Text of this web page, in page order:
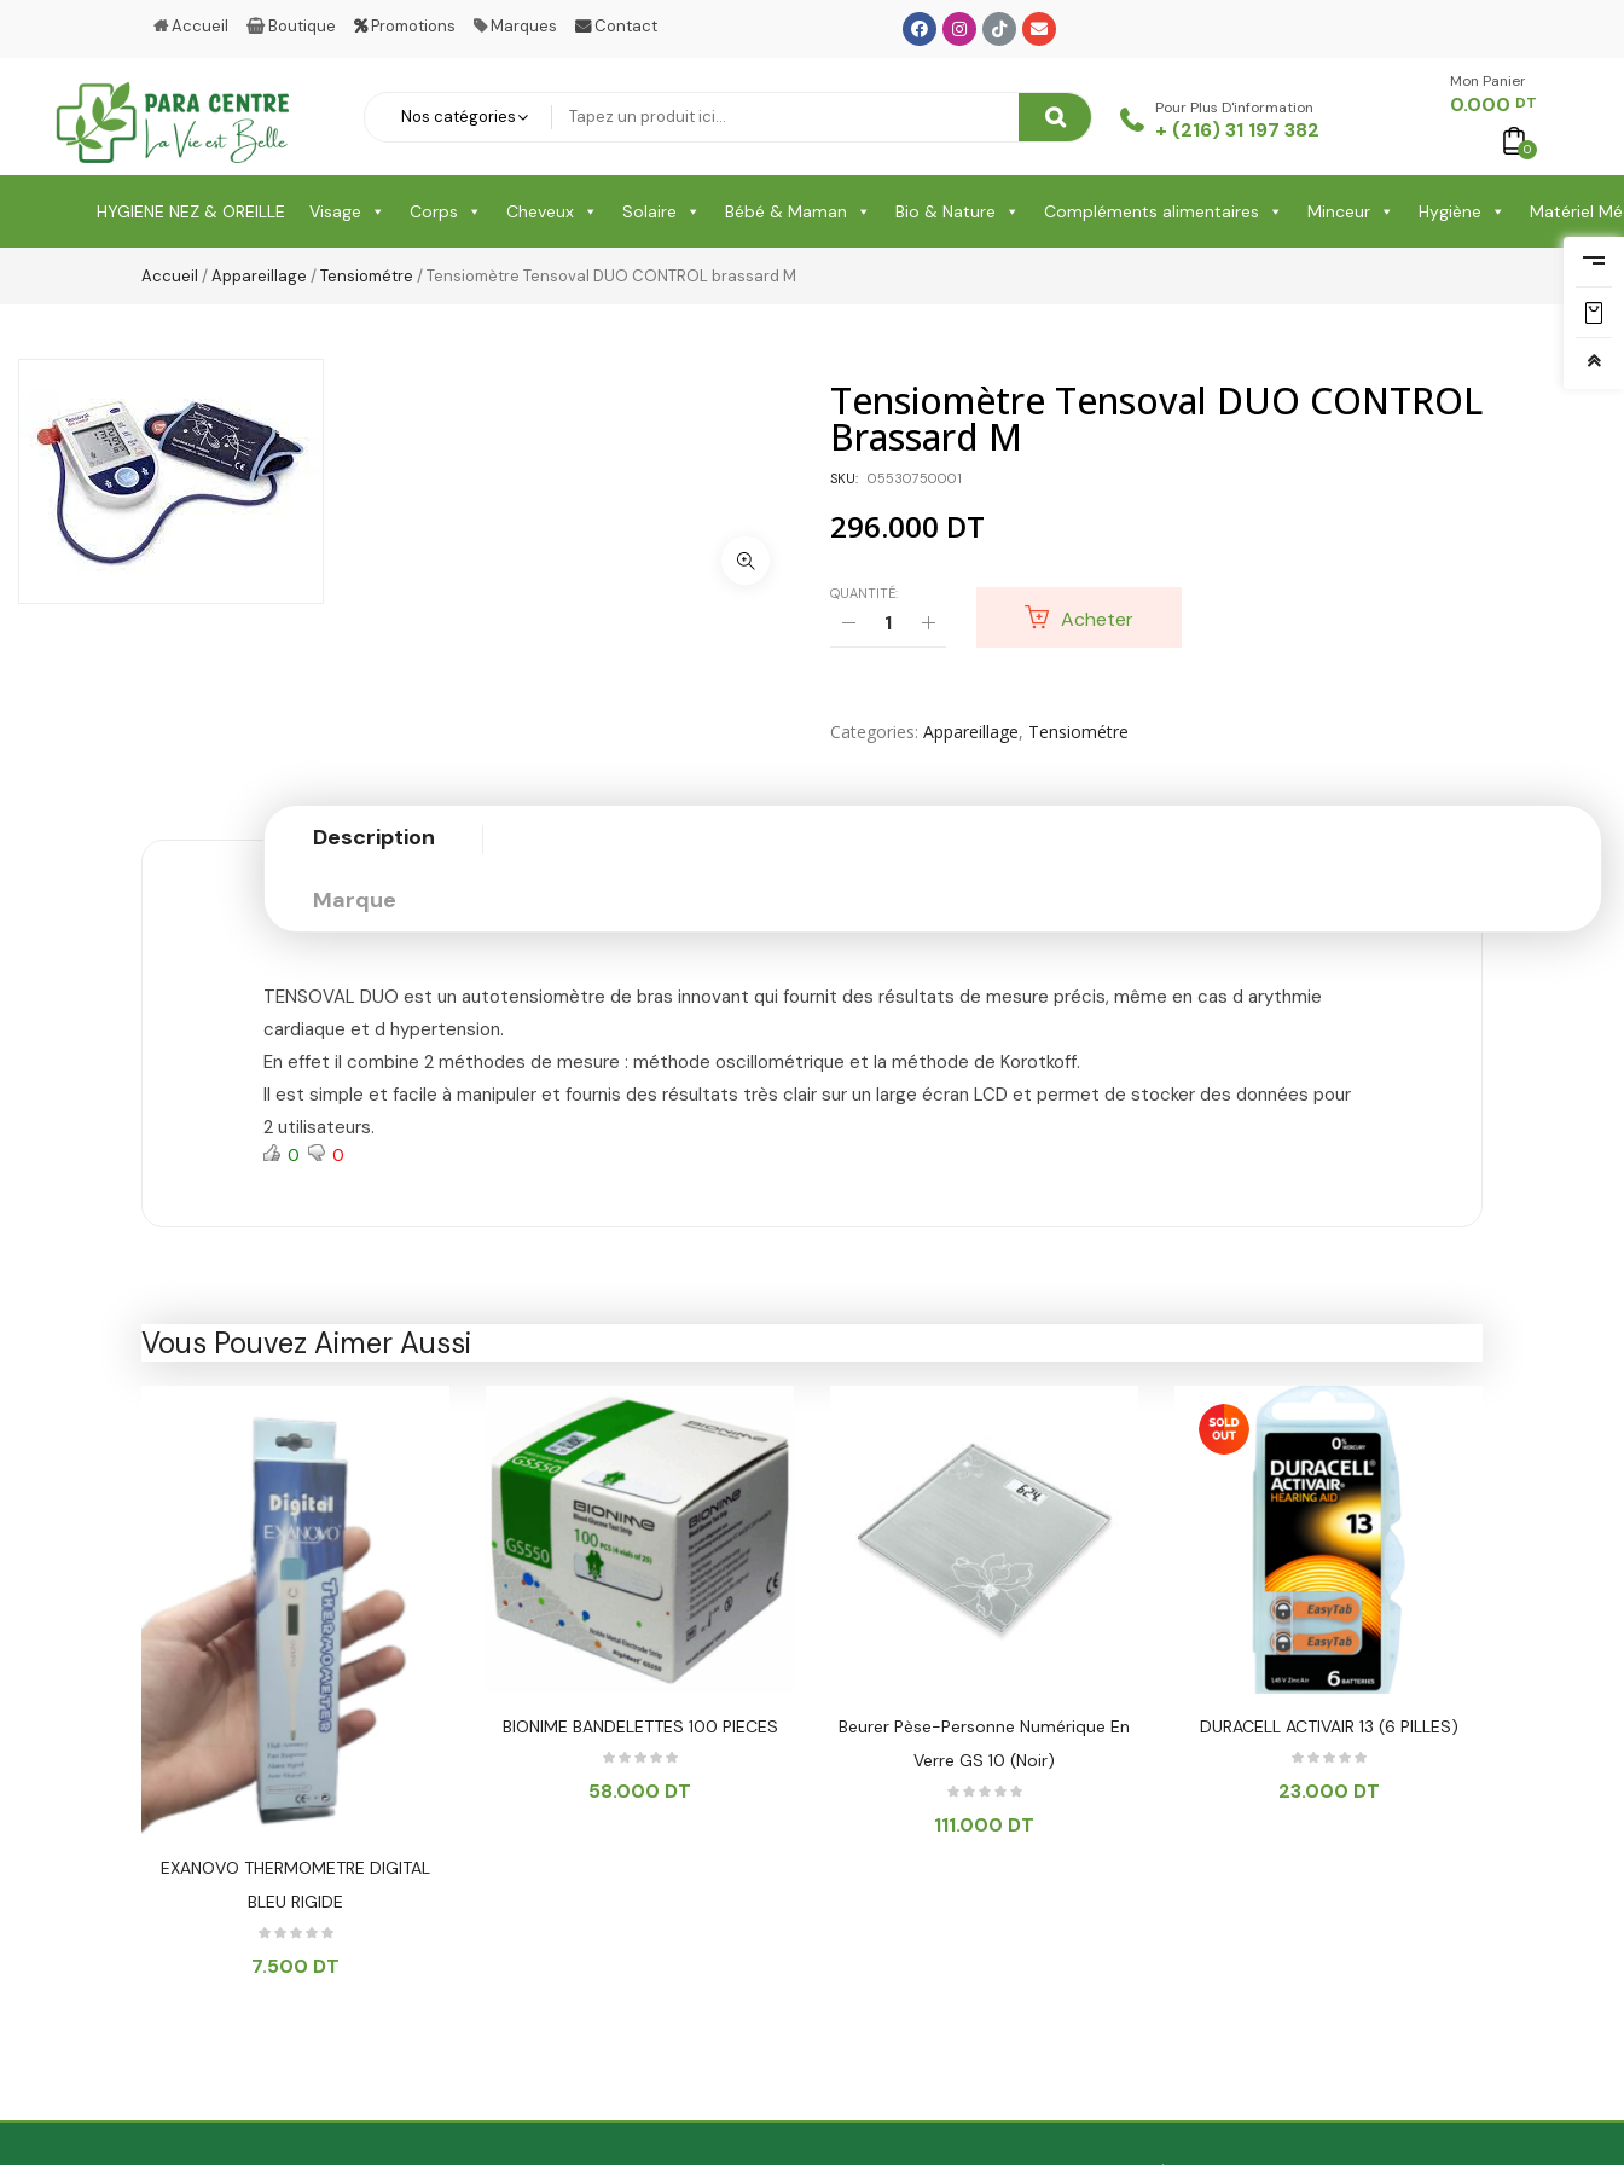
Accueil Boutique Promotions Marques Contact
Pour Plus D'information
+ (216) 31 197 382
Mon Panier -
0.000 DT
0
HYGIENE NEZ & OREILLE Visage Corps Cheveux Solaire Bébé & Maman Bio & Nature Compléments alimentaires Minceur Hygiène Matériel
Accueil /Appareillage /Tensiométre / Tensiomètre Tensoval DUO CONTROL brassard M
Tensiomètre Tensoval DUO CONTROL
Brassard M
SKU: 05530750001
296.000 DT
QUANTITÉ:
Acheter
Categories Appareillage, Tensiométre
Description
Marque
TENSOVAL DUO est un autotensiomètre de bras innovant qui fournit des résultats de mesure précis, même en cas d arythmie
cardiaque et d hypertension.
En effet il combine 2 méthodes de mesure : méthode oscillométrique et la méthode de Korotkoff.
Il est simple et facile à manipuler et fournis des résultats très clair sur un large écran LCD et permet de stocker des données pour
2 utilisateurs.
0 0
Vous Pouvez Aimer Aussi
EXANOVO THERMOMETRE DIGITAL
BLEU RIGIDE
7.500 DT
BIONIME BANDELETTES 100 PIECES
58.000 DT
Beurer Pèse-Personne Numérique En
Verre GS 10 (Noir)
111.000 DT
DURACELL ACTIVAIR 13 (6 PILLES)
23.000 DT
Puériculture Bébé
RHUME & MAUX DE GORGE & DOULEURS
SANTE